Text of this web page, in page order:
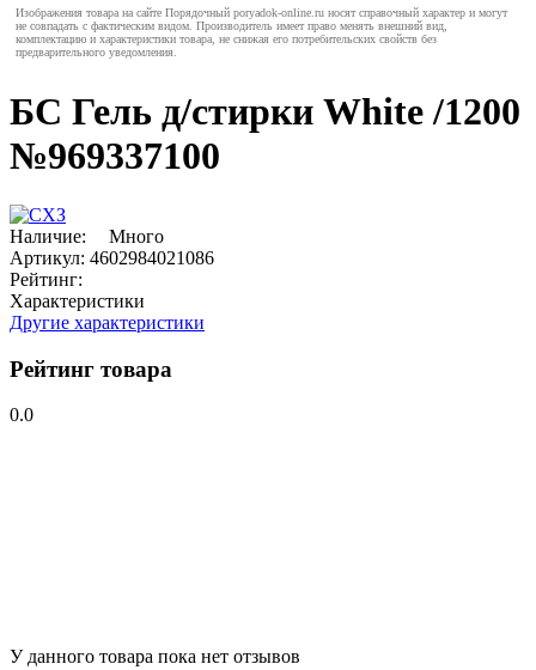
Изображения товара на сайте Порядочный poryadok-online.ru носят справочный характер и могут
не совпадать с фактическим видом. Производитель имеет право менять внешний вид,
комплектацию и характеристики товара, не снижая его потребительских свойств без
предварительного уведомления.
БС Гель д/стирки White /1200
№969337100
Наличие:
Много
Артикул: 4602984021086
Рейтинг:
Характеристики
Другие характеристики
Рейтинг товара
0.0
У данного товара пока нет отзывов